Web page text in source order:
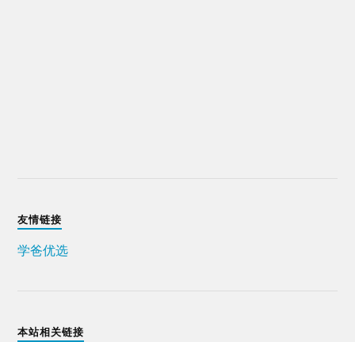
友情链接
学爸优选
本站相关链接